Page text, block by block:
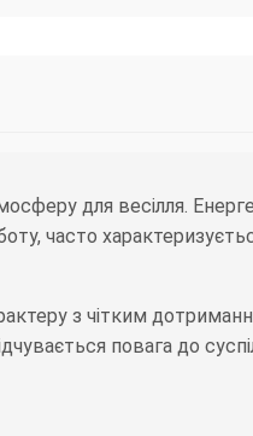
для весілля.
часто
з чітким
повага до